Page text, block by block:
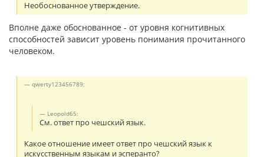
Необоснованное утверждение.
Вполне даже обоснованное - от уровня когнитивных
способностей зависит уровень понимания прочитанного
человеком.
qwerty123456789:
Leopold65:
См. ответ про чешский язык.
Какое отношение имеет ответ про чешский язык к
искусственным языкам и эсперанто?